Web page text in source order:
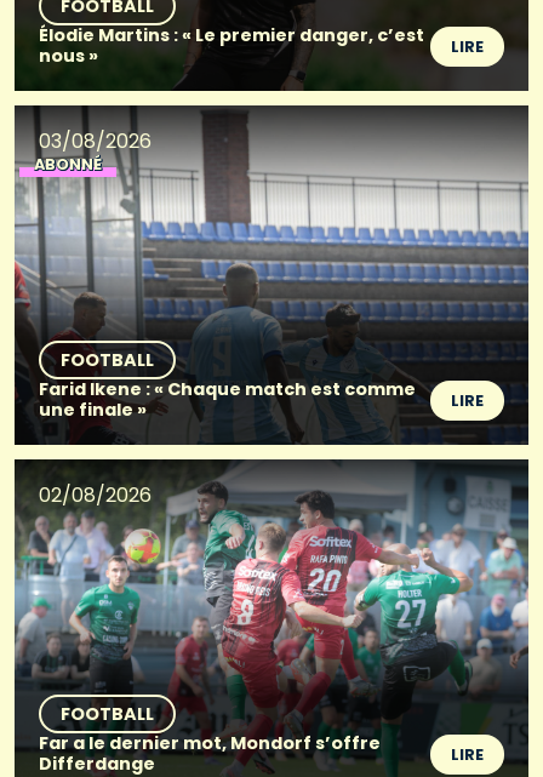
FOOTBALL
Élodie Martins : « Le premier danger, c’est
nous »
LIRE
03/08/2026
ABONNÉ
FOOTBALL
Farid Ikene : « Chaque match est comme
une finale »
LIRE
02/08/2026
FOOTBALL
Far a le dernier mot, Mondorf s’offre
Differdange
LIRE